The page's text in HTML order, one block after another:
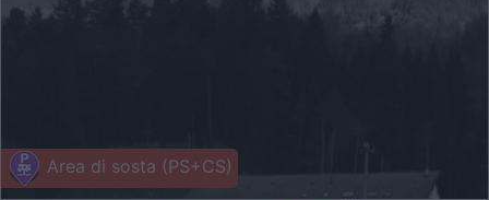
Area di sosta (PS+CS)